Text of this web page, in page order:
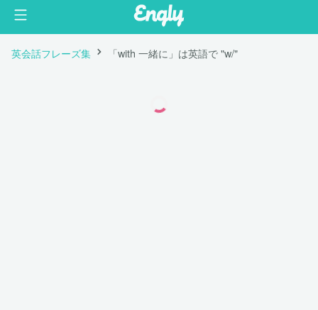
英会話フレーズ集 「with 一緒に」は英語で "w/"